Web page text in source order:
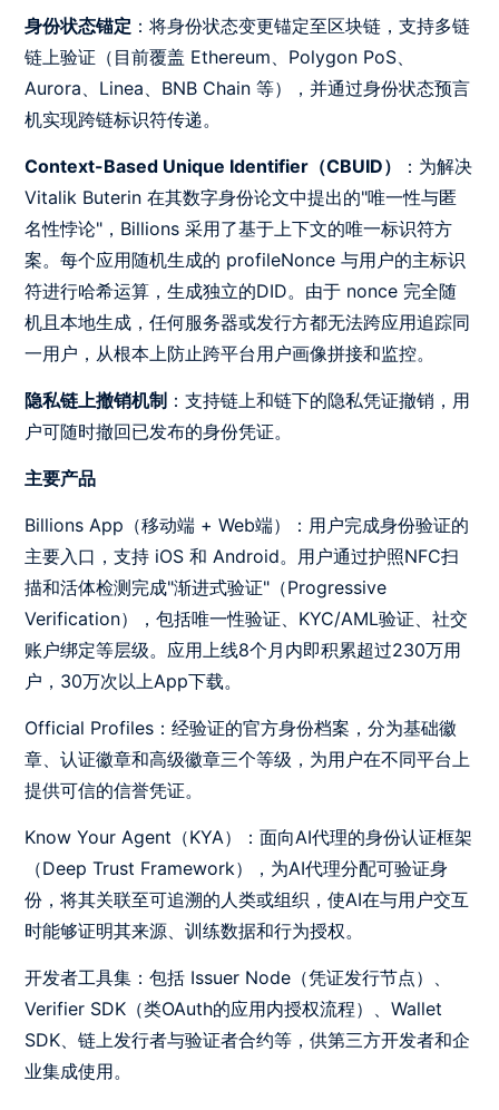
身份状态锚定 ：将身份状态变更锚定至区块链，支持多链
链上验证（目前覆盖 Ethereum、Polygon PoS、
Aurora、Linea、BNB Chain 等），并通过身份状态预言
机实现跨链标识符传递。
Context-Based Unique Identifier（CBUID）
：为解决
Vitalik Buterin 在其数字身份论文中提出的"唯一性与匿
名性悖论"，Billions 采用了基于上下文的唯一标识符方
案。每个应用随机生成的 profileNonce 与用户的主标识
符进行哈希运算，生成独立的DID。由于 nonce 完全随
机且本地生成，任何服务器或发行方都无法跨应用追踪同
一用户，从根本上防止跨平台用户画像拼接和监控。
隐私链上撤销机制 ：支持链上和链下的隐私凭证撤销，用
户可随时撤回已发布的身份凭证。
主要产品
Billions App（移动端 + Web端）：用户完成身份验证的
主要入口，支持 iOS 和 Android。用户通过护照NFC扫
描和活体检测完成"渐进式验证"（Progressive
Verification），包括唯一性验证、KYC/AML验证、社交
账户绑定等层级。应用上线8个月内即积累超过230万用
户，30万次以上App下载。
Official Profiles：经验证的官方身份档案，分为基础徽
章、认证徽章和高级徽章三个等级，为用户在不同平台上
提供可信的信誉凭证。
Know Your Agent（KYA）：面向AI代理的身份认证框架
（Deep Trust Framework），为AI代理分配可验证身
份，将其关联至可追溯的人类或组织，使AI在与用户交互
时能够证明其来源、训练数据和行为授权。
开发者工具集：包括 Issuer Node（凭证发行节点）、
Verifier SDK（类OAuth的应用内授权流程）、Wallet
SDK、链上发行者与验证者合约等，供第三方开发者和企
业集成使用。